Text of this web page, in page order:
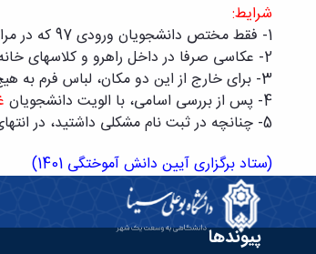
شرایط:
1- فقط مختص دانشجویان ورودی 97 که در مراسم جشن حضور
2- عکاسی صرفا در داخل راهرو و کلاسهای خانه فرهنگ با پس زمینه تصاویر دانشکده ها و نیز در محوطه حیاط مقابل خانه فرهنگ می باشد.
3- برای خارج از این دو مکان، لباس فرم به هیچ وجه تحویل داده نمی شود.
4- پس از بررسی اسامی، با الویت دانشجویان
5- چنانچه در ثبت نام مشکلی داشتید، در
(ستاد برگزاری آیین دانش آموختگی 1401)
پیوندها